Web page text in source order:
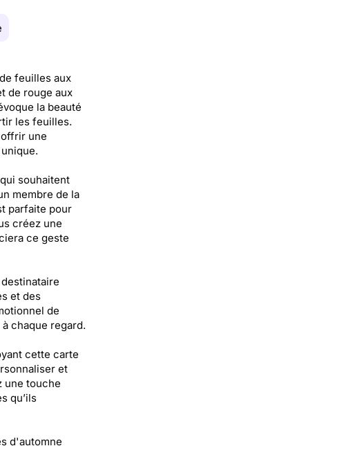
feuilles aux
de rouge aux
la beauté
les feuilles.
une
souhaitent
membre de la
parfaite pour
créez une
ce geste
et des
de
chaque regard.
cette carte
et
une touche
qu’ils
d'automne